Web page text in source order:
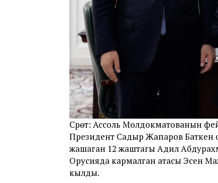
Сүрөт: Ассоль Молдокматованын
Президент Садыр Жапаров Баткен
жашаган 12 жаштагы Адил
Орусияда кармалган атасы Эсен
кылды.